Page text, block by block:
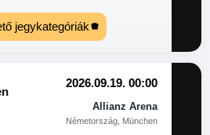
jegykategóriák
2026.09.19. 00:00
Allianz Arena
Németország, München